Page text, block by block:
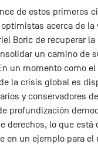
de estos primeros
optimistas acerca de
Boric de recuperar
un camino de
un momento como el
la crisis global es
y conservadores
profundización
derechos, lo que está
en un ejemplo para el